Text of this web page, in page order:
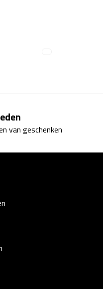
van geschenken